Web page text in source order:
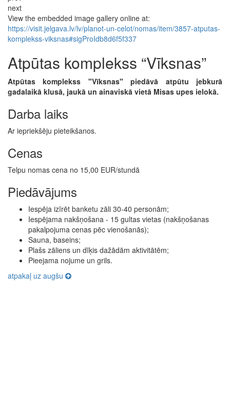
next
View the embedded image gallery online at:
https://visit.jelgava.lv/lv/planot-un-celot/nomas/item/3857-atputas-
komplekss-viksnas#sigProIdb8d6f5f337
Atpūtas komplekss “Vīksnas”
Atpūtas komplekss "Vīksnas" piedāvā atpūtu jebkurā
gadalaikā klusā, jaukā un ainaviskā vietā Misas upes ielokā.
Darba laiks
Ar iepriekšēju pieteikšanos.
Cenas
Telpu nomas cena no 15,00 EUR/stundā
Piedāvājums
Iespēja izīrēt banketu zāli 30-40 personām;
Iespējama nakšņošana - 15 gultas vietas (nakšņošanas
pakalpojuma cenas pēc vienošanās);
Sauna, baseins;
Plašs zāliens un dīķis dažādām aktivitātēm;
Pieejama nojume un grils.
atpakaļ uz augšu